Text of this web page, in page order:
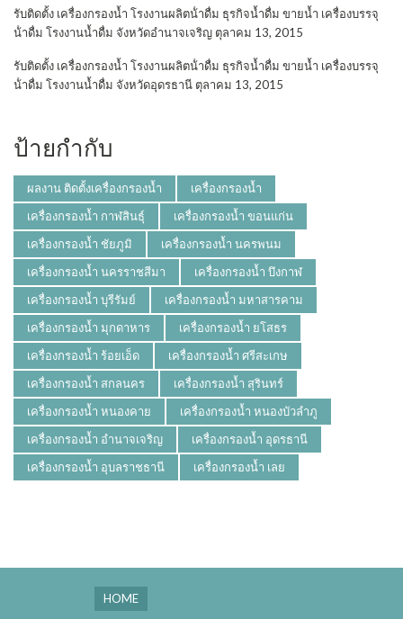
รับติดตั้ง เครื่องกรองน้ำ โรงงานผลิตน้ําดื่ม ธุรกิจน้ำดื่ม ขายน้ำ เครื่องบรรจุ
น้ําดื่ม โรงงานน้ำดื่ม จังหวัดอำนาจเจริญ ตุลาคม 13, 2015
รับติดตั้ง เครื่องกรองน้ำ โรงงานผลิตน้ําดื่ม ธุรกิจน้ำดื่ม ขายน้ำ เครื่องบรรจุ
น้ําดื่ม โรงงานน้ำดื่ม จังหวัดอุดรธานี ตุลาคม 13, 2015
ป้ายกำกับ
ผลงาน ติดตั้งเครื่องกรองน้ำ
เครื่องกรองน้ำ
เครื่องกรองน้ำ กาฬสินธุ์
เครื่องกรองน้ำ ขอนแก่น
เครื่องกรองน้ำ ชัยภูมิ
เครื่องกรองน้ำ นครพนม
เครื่องกรองน้ำ นครราชสีมา
เครื่องกรองน้ำ บึงกาฬ
เครื่องกรองน้ำ บุรีรัมย์
เครื่องกรองน้ำ มหาสารคาม
เครื่องกรองน้ำ มุกดาหาร
เครื่องกรองน้ำ ยโสธร
เครื่องกรองน้ำ ร้อยเอ็ด
เครื่องกรองน้ำ ศรีสะเกษ
เครื่องกรองน้ำ สกลนคร
เครื่องกรองน้ำ สุรินทร์
เครื่องกรองน้ำ หนองคาย
เครื่องกรองน้ำ หนองบัวลำภู
เครื่องกรองน้ำ อำนาจเจริญ
เครื่องกรองน้ำ อุดรธานี
เครื่องกรองน้ำ อุบลราชธานี
เครื่องกรองน้ำ เลย
HOME